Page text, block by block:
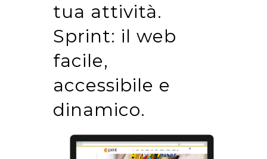
tua attività.
Sprint: il web
facile,
accessibile e
dinamico.